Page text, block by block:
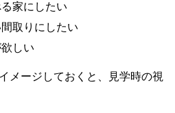
家にしたい
取りにしたい
しい
メージしておくと、見学時の視